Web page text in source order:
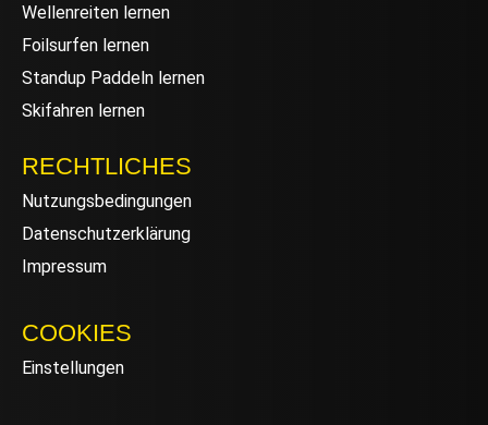
Wellenreiten lernen
Foilsurfen lernen
Standup Paddeln lernen
Skifahren lernen
RECHTLICHES
Nutzungsbedingungen
Datenschutzerklärung
Impressum
COOKIES
Einstellungen